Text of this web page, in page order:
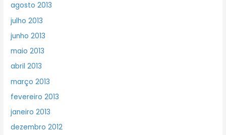
agosto 2013
julho 2013
junho 2013
maio 2013
abril 2013
março 2013
fevereiro 2013
janeiro 2013
dezembro 2012